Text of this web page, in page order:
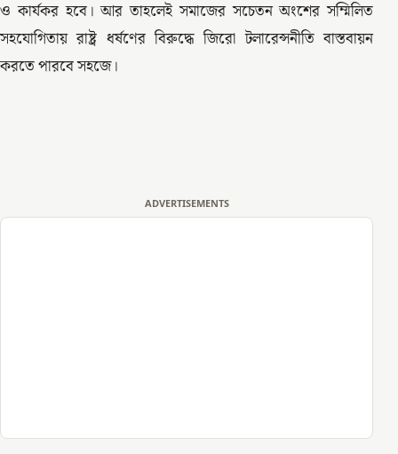
ও কার্যকর হবে। আর তাহলেই সমাজের সচেতন অংশের সম্মিলিত
সহযোগিতায় রাষ্ট্র ধর্ষণের বিরুদ্ধে জিরো টলারেন্সনীতি বাস্তবায়ন
করতে পারবে সহজে।
ADVERTISEMENTS